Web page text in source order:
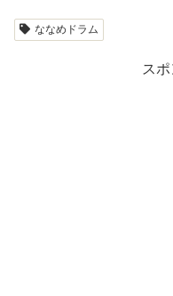
ななめドラム
ス